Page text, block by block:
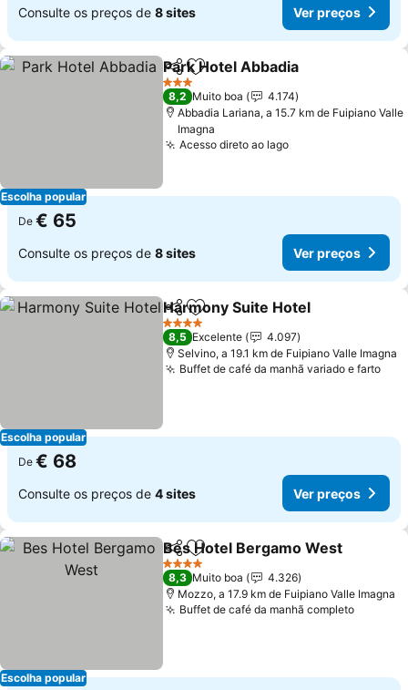
Consulte os preços de 8 sites Ver preços
Escolha popular
PartilharAdicionar aos favoritos
Park Hotel Abbadia
3 Estrelas
8,2 Muito boa
4.174
Abbadia Lariana, a 15.7 km de Fuipiano Valle
Imagna
Acesso direto ao lago
De € 65
Consulte os preços de 8 sites Ver preços
Escolha popular
PartilharAdicionar aos favoritos
Harmony Suite Hotel
4 Estrelas
8,5 Excelente
4.097
Selvino, a 19.1 km de Fuipiano Valle Imagna
Buffet de café da manhã variado e farto
De € 68
Consulte os preços de 4 sites Ver preços
Escolha popular
PartilharAdicionar aos favoritos
Bes Hotel Bergamo West
4 Estrelas
8,3 Muito boa
4.326
Mozzo, a 17.9 km de Fuipiano Valle Imagna
Buffet de café da manhã completo